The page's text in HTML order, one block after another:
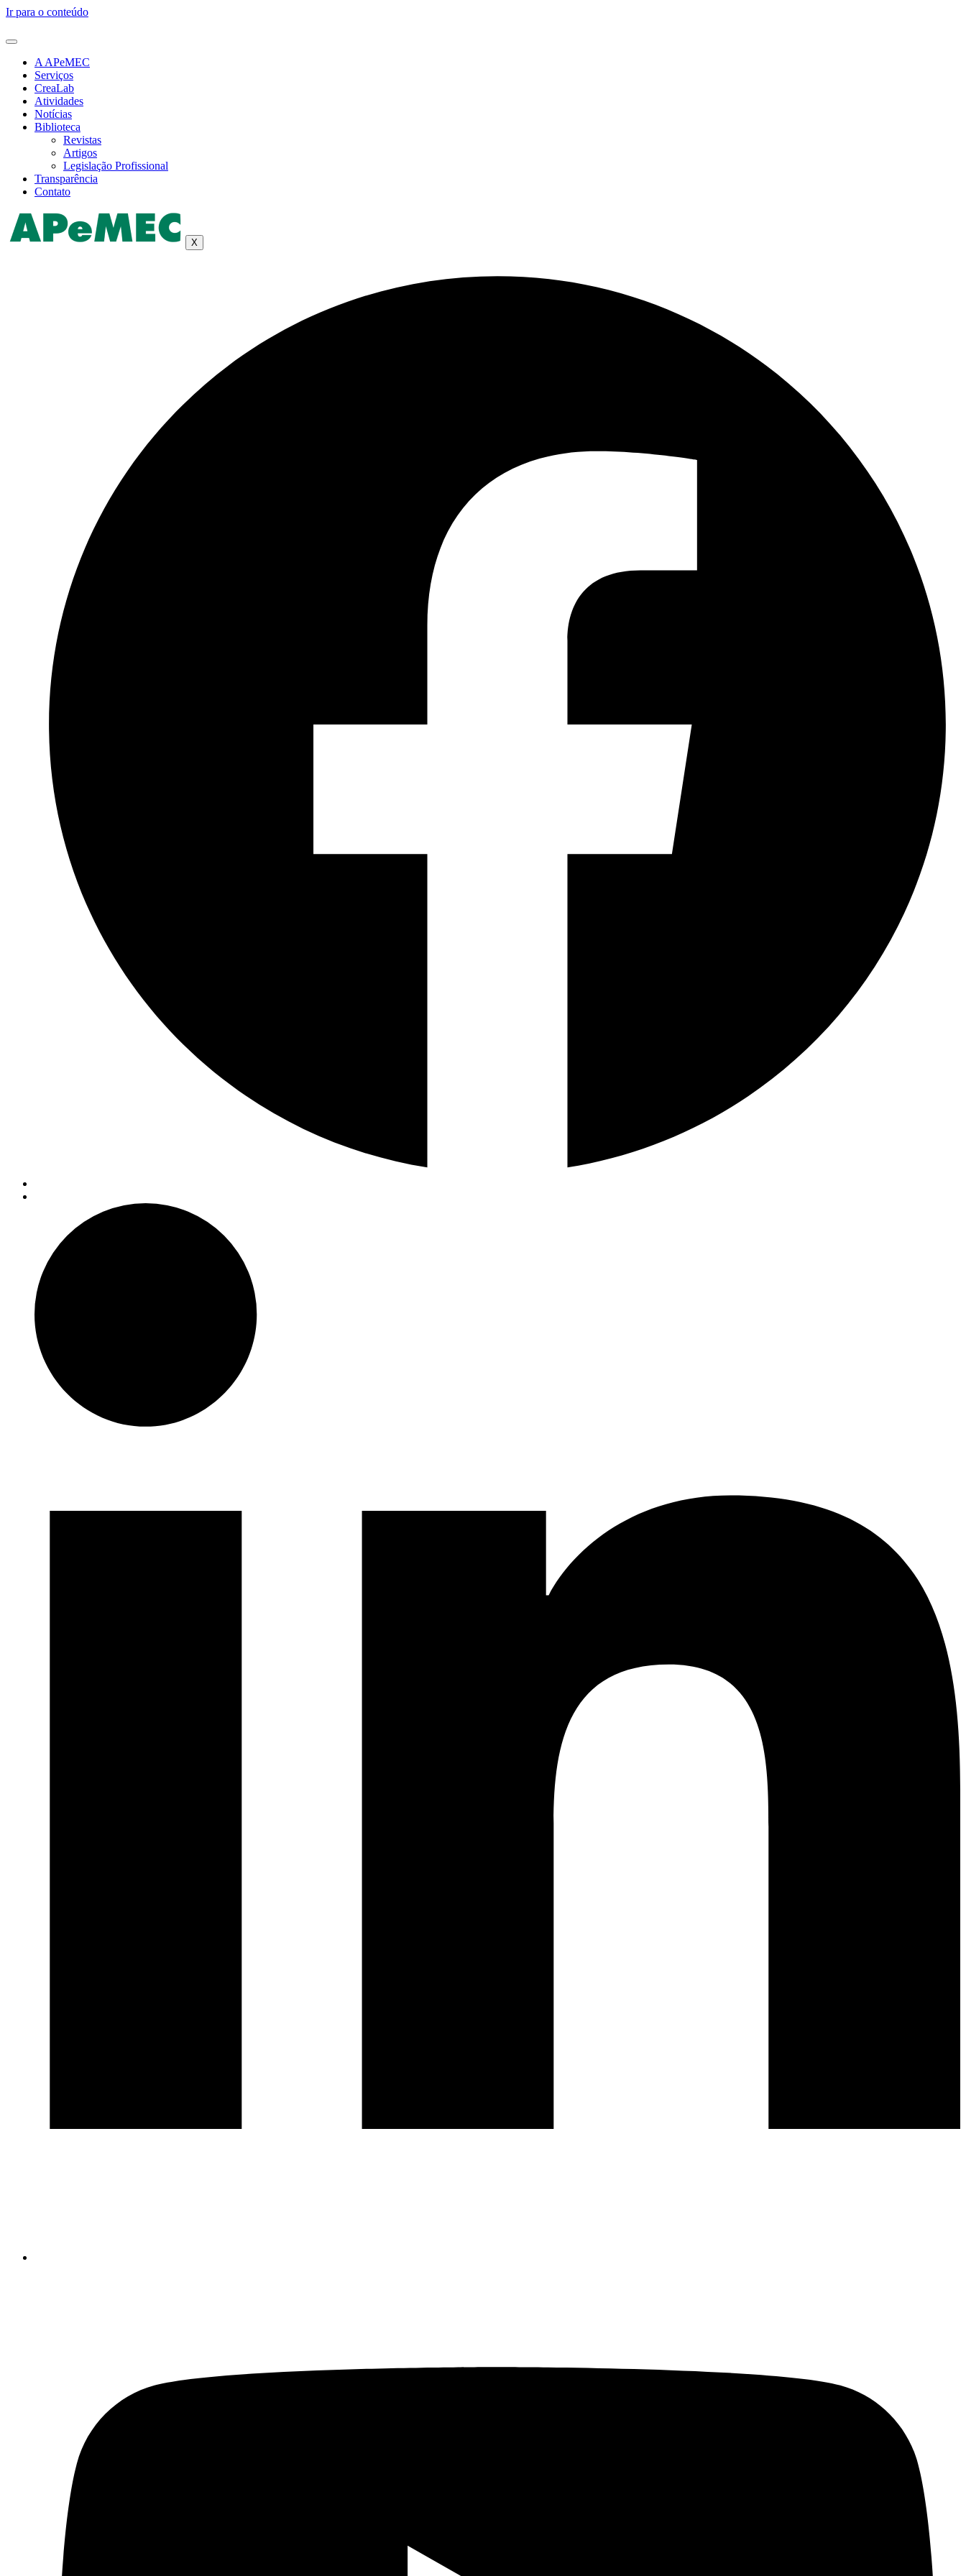
Ir para o conteúdo
A APeMEC
Serviços
CreaLab
Atividades
Notícias
Biblioteca
Revistas
Artigos
Legislação Profissional
Transparência
Contato
X